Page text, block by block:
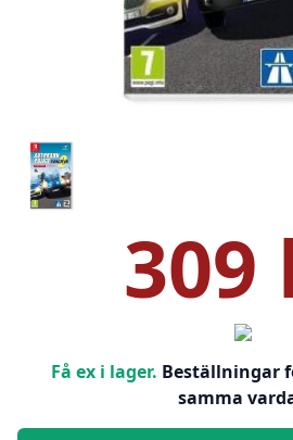
309
Få ex i lager. Beställningar
samma